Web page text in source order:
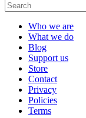
Who we are
What we do
Blog
Support us
Store
Contact
Privacy
Policies
Terms